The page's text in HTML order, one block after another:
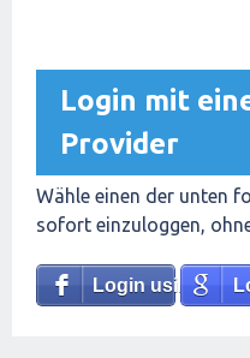
Login mit
Provider
Wähle einen der unten
sofort einzuloggen,
Login using